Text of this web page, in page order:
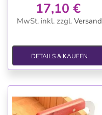
17,10 €
MwSt. inkl. zzgl. Versand
DETAILS & KAUFEN